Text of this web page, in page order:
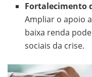
Fortalecimento
Ampliar o apoio
baixa renda
sociais da crise.